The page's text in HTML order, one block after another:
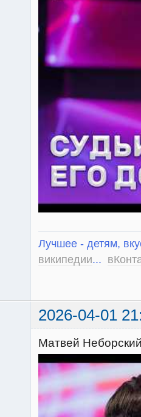
Лучшее - детям,
википедии...
2026-04-01
Матвей